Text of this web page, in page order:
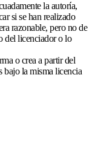
la autoría,
si se han realizado
razonable, pero no de
del licenciador o lo
o crea a partir del
bajo la misma licencia